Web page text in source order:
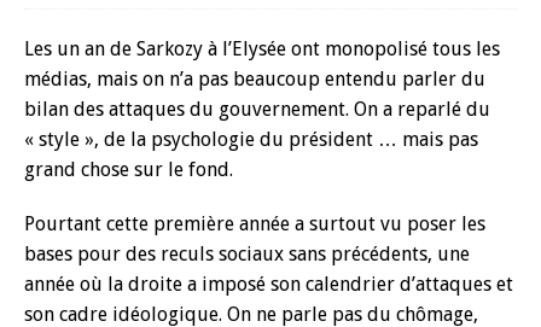
Les un an de Sarkozy à l’Elysée ont monopolisé tous les
médias, mais on n’a pas beaucoup entendu parler du
bilan des attaques du gouvernement. On a reparlé du
« style », de la psychologie du président … mais pas
grand chose sur le fond.
Pourtant cette première année a surtout vu poser les
bases pour des reculs sociaux sans précédents, une
année où la droite a imposé son calendrier d’attaques et
son cadre idéologique. On ne parle pas du chômage,